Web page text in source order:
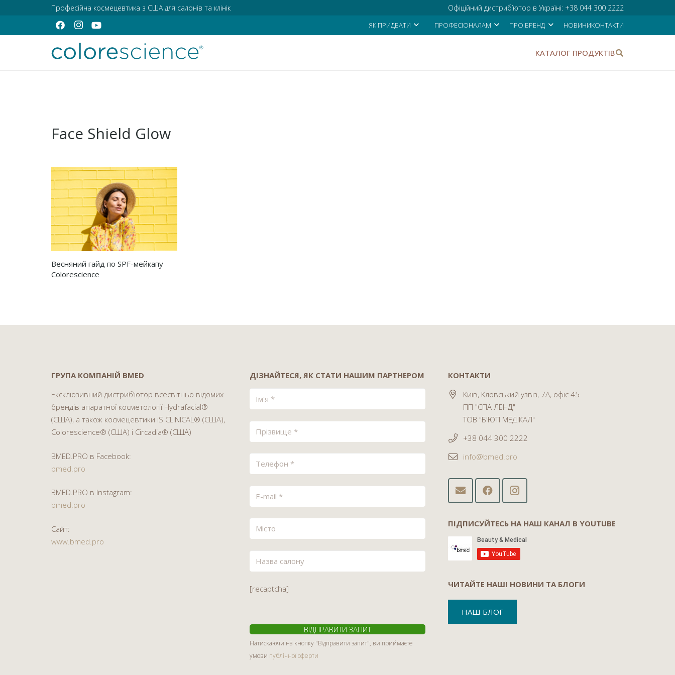
ЯК ПРИДБАТИ ПРОФЕСІОНАЛАМ ПРО БРЕНД НОВИНИКОНТАКТИ
КАТАЛОГ ПРОДУКТІВ
Професійна космецевтика з США для салонів та клінік Офіційний дистриб’ютор в Україні: +38 044 300 2222
Face Shield Glow
Весняний гайд по SPF-мейкапу
Colorescience
ГРУПА КОМПАНІЙ BMED
Ексклюзивний дистриб’ютор всесвітньо відомих
брендів апаратної косметології Hydrafacial®
(США), а також космецевтики iS CLINICAL® (США),
Colorescience® (США) і Circadia® (США)
BMED.PRO в Facebook:
bmed.pro
BMED.PRO в Instagram:
bmed.pro
Сайт:
www.bmed.pro
ДІЗНАЙТЕСЯ, ЯК СТАТИ НАШИМ ПАРТНЕРОМ
[recaptcha]
Натискаючи на кнопку "Відправити запит", ви приймаєте
умови публічної оферти
КОНТАКТИ
Київ, Кловський узвіз, 7А, офіс 45
ПП "СПА ЛЕНД"
ТОВ "Б'ЮТІ МЕДІКАЛ"
+38 044 300 2222
info@bmed.pro
ПІДПИСУЙТЕСЬ НА НАШ КАНАЛ В YOUTUBE
ЧИТАЙТЕ НАШІ НОВИНИ ТА БЛОГИ
НАШ БЛОГ